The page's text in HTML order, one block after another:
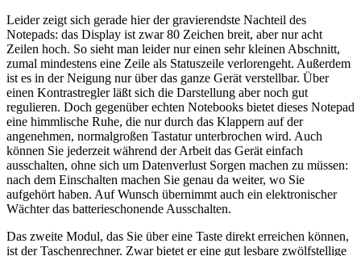
Leider zeigt sich gerade hier der gravierendste Nachteil des
Notepads: das Display ist zwar 80 Zeichen breit, aber nur acht
Zeilen hoch. So sieht man leider nur einen sehr kleinen Abschnitt,
zumal mindestens eine Zeile als Statuszeile verlorengeht. Außerdem
ist es in der Neigung nur über das ganze Gerät verstellbar. Über
einen Kontrastregler läßt sich die Darstellung aber noch gut
regulieren. Doch gegenüber echten Notebooks bietet dieses Notepad
eine himmlische Ruhe, die nur durch das Klappern auf der
angenehmen, normalgroßen Tastatur unterbrochen wird. Auch
können Sie jederzeit während der Arbeit das Gerät einfach
ausschalten, ohne sich um Datenverlust Sorgen machen zu müssen:
nach dem Einschalten machen Sie genau da weiter, wo Sie
aufgehört haben. Auf Wunsch übernimmt auch ein elektronischer
Wächter das batterieschonende Ausschalten.
Das zweite Modul, das Sie über eine Taste direkt erreichen können,
ist der Taschenrechner. Zwar bietet er eine gut lesbare zwölfstellige